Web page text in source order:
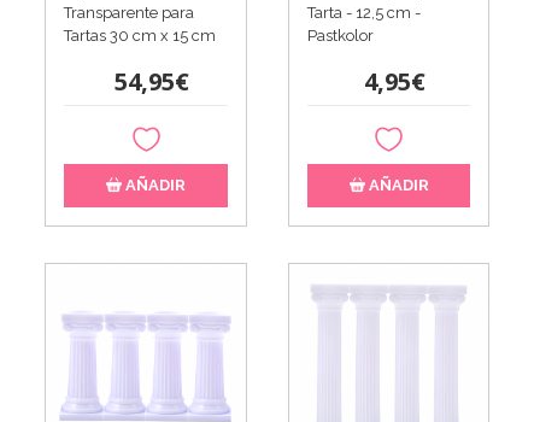
Transparente para
Tartas 30 cm x 15 cm
54,95€
AÑADIR
Tarta - 12,5 cm -
Pastkolor
4,95€
AÑADIR